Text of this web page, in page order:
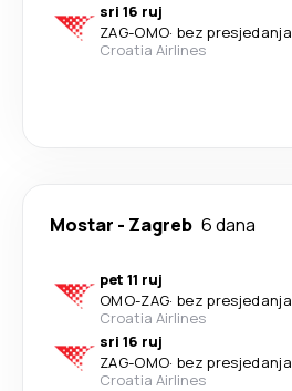
sri 16 ruj
ZAG-OMO· bez presjedanja
Croatia Airlines
Mostar - Zagreb 6 dana
pet 11 ruj
OMO-ZAG· bez presjedanja
Croatia Airlines
sri 16 ruj
ZAG-OMO· bez presjedanja
Croatia Airlines